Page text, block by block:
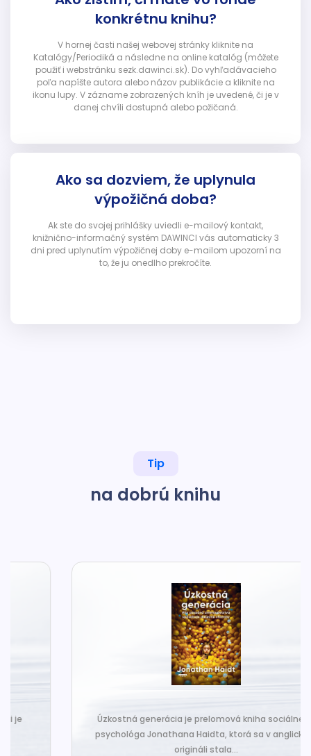
konkrétnu knihu?
V hornej časti našej webovej stránky kliknite na
Katalógy/Periodiká a následne na online katalóg (môžete
použiť i webstránku sezk.dawinci.sk). Do vyhľadávacieho
poľa napíšte autora alebo názov publikácie a kliknite na
ikonu lupy. V zázname zobrazených kníh je uvedené, či je v
danej chvíli dostupná alebo požičaná.
Ako sa dozviem, že uplynula
výpožičná doba?
Ak ste do svojej prihlášky uviedli e-mailový kontakt,
knižnično-informačný systém DAWINCI vás automaticky 3
dni pred uplynutím výpožičnej doby e-mailom upozorní na
to, že ju onedlho prekročíte.
Tip
na dobrú knihu
Úzkostná generácia je prelomová kniha sociálneho
psychológa Jonathana Haidta, ktorá sa v anglickom
origináli stala...